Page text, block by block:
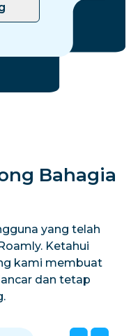
Bahagia
yang telah
Ketahui
kami membuat
dan tetap